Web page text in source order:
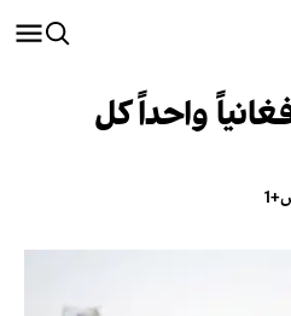
واحداً كل